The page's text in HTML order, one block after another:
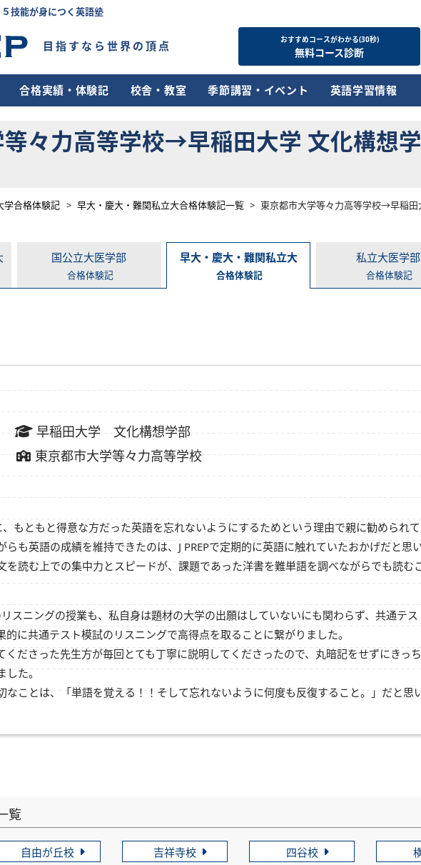
技能が身につく英語塾
目指すなら世界の頂点 おすすめコースがわかる(30秒)
無料コース診断
合格実績・体験記 校舎・教室 季節講習・イベント 英語学習情報
々力高等学校→早稲田大学 文化構想
学合格体験記 > 早大・慶大・難関私立大合格体験記一覧 > 東京都市大学等々力高等学校→早稲田
国公立大医学部
合格体験記
早大・慶大・難関私立大
合格体験記
私立大医学部
合格体験記
早稲田大学 文化構想学部
東京都市大学等々力高等学校
もともと得意な方だった英語を忘れないようにするためという理由で親に勧められて
も英語の成績を維持できたのは、J PREPで定期的に英語に触れていたおかげだと思い
を読む上での集中力とスピードが、課題であった洋書を難単語を調べながらでも読む
スニングの授業も、私自身は題材の大学の出願はしていないにも関わらず、共通テ
的に共通テスト模試のリスニングで高得点を取ることに繋がりました。
くださった先生方が毎回とても丁寧に説明してくださったので、丸暗記をせずにきっ
した。
なことは、「単語を覚える！！そして忘れないように何度も反復すること。」だと思
覧
自由が丘校 吉祥寺校 四谷校